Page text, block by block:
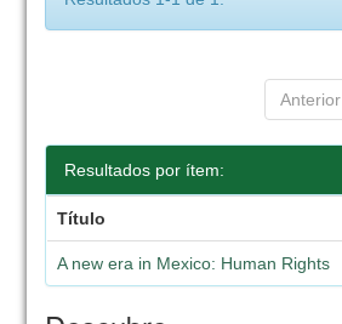
Anterior
Resultados por ítem:
Título
A new era in Mexico: Human Rights